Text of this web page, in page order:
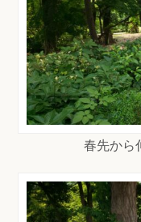
春先から